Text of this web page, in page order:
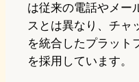
は従来の電話やメー
スとは異なり、チャ
を統合したプラット
を採用しています。